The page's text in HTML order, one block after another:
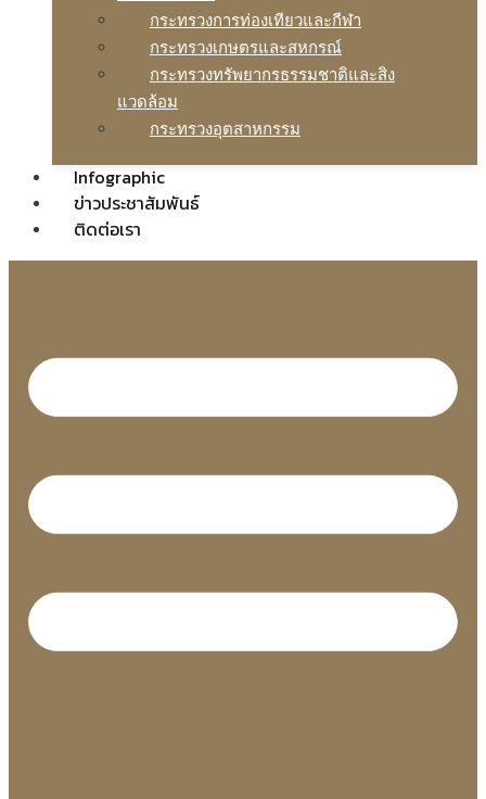
กระทรวงการท่องเทียวและกีฬา
กระทรวงเกษตรและสหกรณ์
กระทรวงทรัพยากรธรรมชาติและสิง
แวดล้อม
กระทรวงอุตสาหกรรม
Infographic
ข่าวประชาสัมพันธ์
ติดต่อเรา